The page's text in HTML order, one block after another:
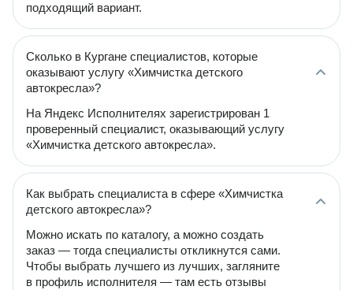
подходящий вариант.
Сколько в Кургане специалистов, которые
оказывают услугу «Химчистка детского
автокресла»?
На Яндекс Исполнителях зарегистрирован 1
проверенный специалист, оказывающий услугу
«Химчистка детского автокресла».
Как выбрать специалиста в сфере «Химчистка
детского автокресла»?
Можно искать по каталогу, а можно создать
заказ — тогда специалисты откликнутся сами.
Чтобы выбрать лучшего из лучших, загляните
в профиль исполнителя — там есть отзывы